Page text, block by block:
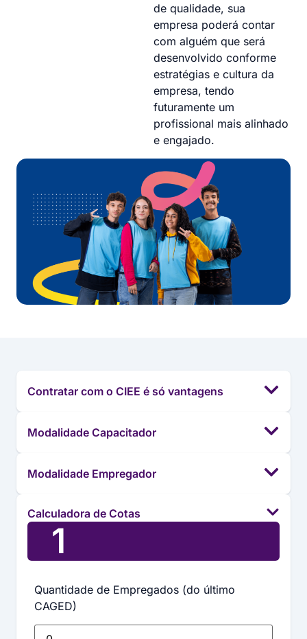
de qualidade, sua
empresa poderá contar
com alguém que será
desenvolvido conforme
estratégias e cultura da
empresa, tendo
futuramente um
profissional mais alinhado
e engajado.
Contratar com o CIEE é só vantagens
Modalidade Capacitador
Modalidade Empregador
Calculadora de Cotas
1
Quantidade de Empregados (do último
CAGED)